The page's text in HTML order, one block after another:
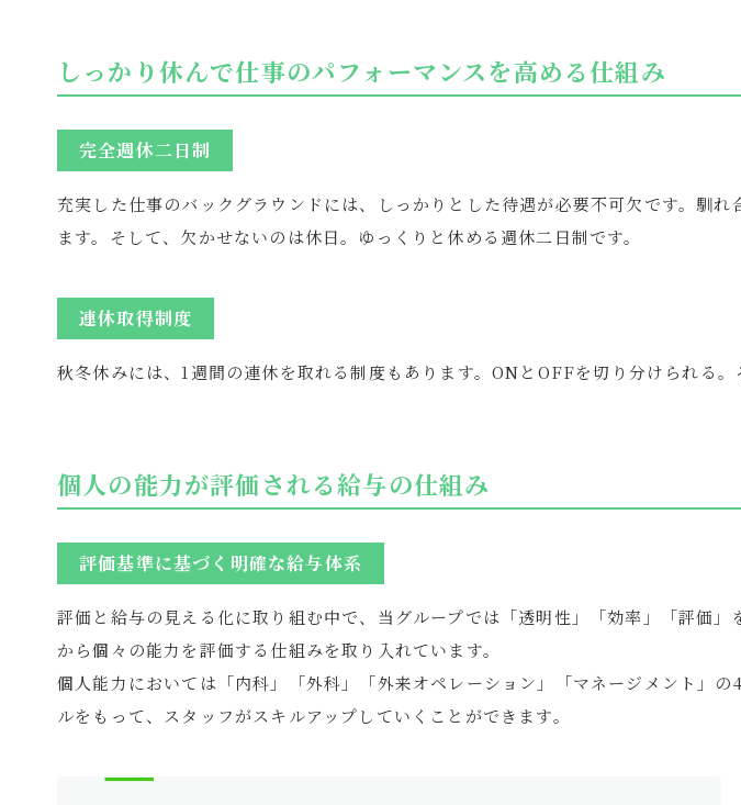
しっかり休んで仕事のパフォーマンスを高める仕組み
完全週休二日制
充実した仕事のバックグラウンドには、しっかりとした待遇が必要不可欠です。馴
ます。そして、欠かせないのは休日。ゆっくりと休める週休二日制です。
連休取得制度
秋冬休みには、1週間の連休を取れる制度もあります。ONとOFFを切り分けられる。
個人の能力が評価される給与の仕組み
評価基準に基づく明確な給与体系
評価と給与の見える化に取り組む中で、当グループでは「透明性」「効率」「評価
から個々の能力を評価する仕組みを取り入れています。
個人能力においては「内科」「外科」「外来オペレーション」「マネージメント」
ルをもって、スタッフがスキルアップしていくことができます。